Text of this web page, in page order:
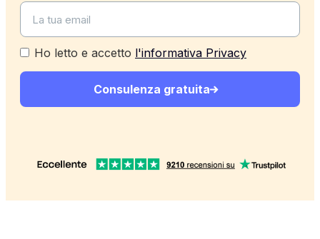
Ho letto e accetto l'informativa Privacy
Consulenza gratuita